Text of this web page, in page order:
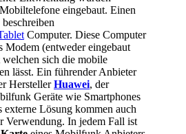
eingebaut. Einen
Computer. Diese Computer
Modem (entweder eingebaut
sich die mobile
lässt. Ein führender Anbieter
Hersteller Huawei, der
Geräte wie Smartphones
externe Lösung kommen auch
Verwendung. In jedem Fall ist